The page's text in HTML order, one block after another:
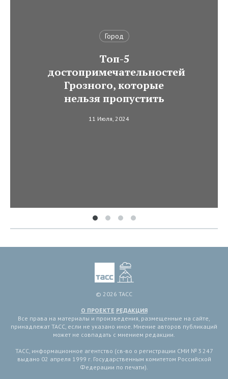
Город
Топ-5
достопримечательностей
Грозного, которые
нельзя пропустить
11 Июля, 2024
© 2026 ТАСС
О ПРОЕКТЕ РЕДАКЦИЯ
Все права на материалы и произведения, размещенные на сайте,
принадлежат ТАСС, если не указано иное. Мнение авторов публикаций
может не совпадать с мнением редакции.
ТАСС, информационное агентство (св-во о регистрации СМИ № 3 247
выдано 02 апреля 1999 г. Государственным комитетом Российской
Федерации по печати).